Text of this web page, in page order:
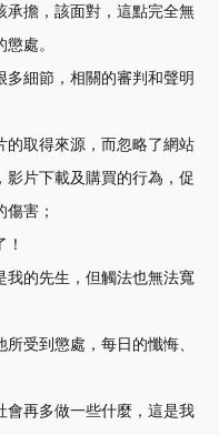
承擔，該面對，這點完全無
處。
多細節，相關的審判和聲明
的取得來源，而忽略了網站
影片下載及購買的行為，促
害；
我的先生，但觸法也無法寬
受到懲處，每日的懺悔、
會再多做一些什麼，這是我